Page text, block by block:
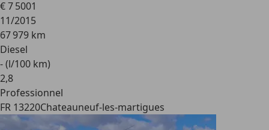
€ 7 5001
11/2015
67 979 km
Diesel
- (l/100 km)
2,8
Professionnel
FR 13220Chateauneuf-les-martigues